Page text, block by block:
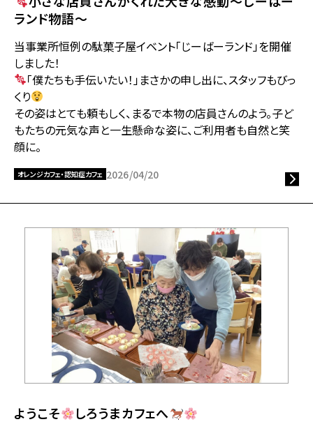
ランド物語～
当事業所恒例の駄菓子屋イベント「じーばーランド」を開催
しました！
「僕たちも手伝いたい！」まさかの申し出に、スタッフもびっ
くり
その姿はとても頼もしく、まるで本物の店員さんのよう。子ど
もたちの元気な声と一生懸命な姿に、ご利用者も自然と笑
顔に。
オレンジカフェ・認知症カフェ 2026/04/20
ようこそ しろうまカフェへ